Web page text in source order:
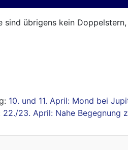
sind übrigens kein
10. und 11. April: Mond bei
22./23. April: Nahe Begegnung